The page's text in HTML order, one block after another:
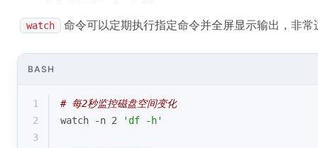
watch 命令可以定期执行指定命令并全屏显示输出，非
BASH
1
# 每2秒监控磁盘空间变化
2
watch -n 2
'df -h'
3